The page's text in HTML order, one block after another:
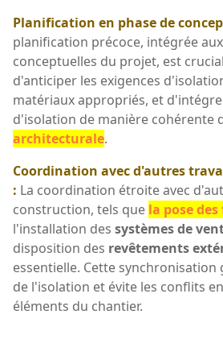
Planification en phase de
planification précoce, intégrée
conceptuelles du projet, est
d'anticiper les exigences
matériaux appropriés, et
d'isolation de manière cohérente
architecturale.
Coordination avec d'autres
: La coordination étroite avec
construction, tels que la pose
l'installation des systèmes de
disposition des revêtements
essentielle. Cette
de l'isolation et évite les conflits
éléments du chantier.